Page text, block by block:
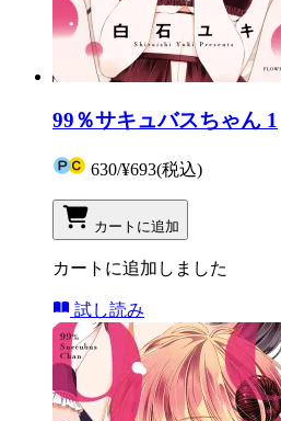
99％サキュバスちゃん 1
630/¥693(税込)
カートに追加
カートに追加しました
試し読み